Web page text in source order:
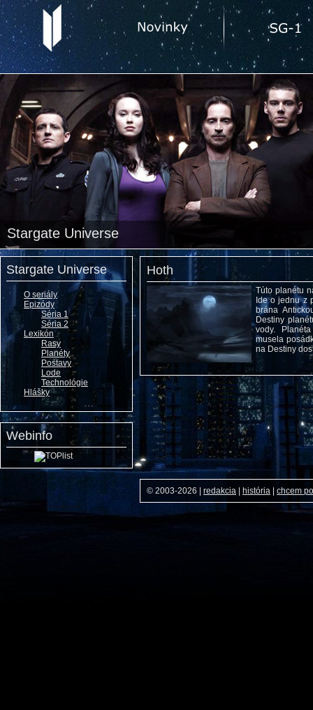
Stargate Universe
Stargate Universe
O seriály
Epizódy
Séria 1
Séria 2
Lexikón
Rasy
Planéty
Postavy
Lode
Technológie
Hlášky
Webinfo
Hoth
Túto planétu
Ide o jednu z
brána
Destiny
vody.
musela
na Destiny
© 2003-2026 redakcia história chcem